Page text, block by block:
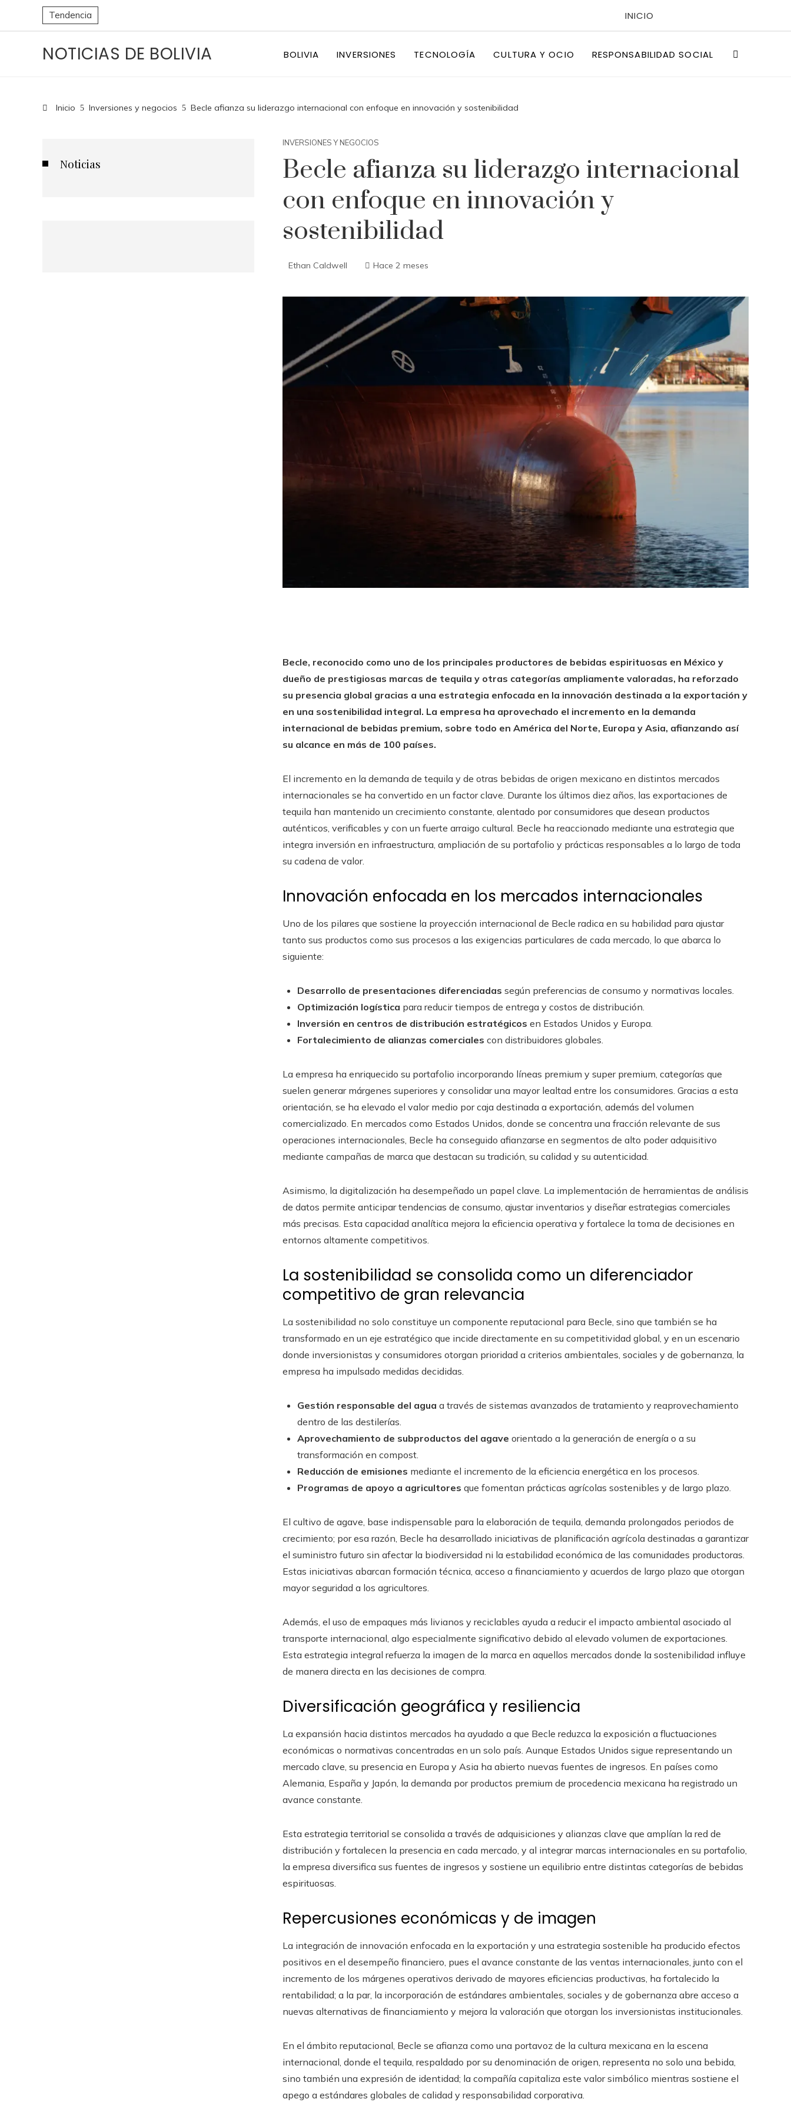
Tendencia INICIO
NOTICIAS DE BOLIVIA BOLIVIA INVERSIONES TECNOLOGÍA CULTURA Y OCIO RESPONSABILIDAD SOCIAL
Inicio Inversiones y negocios Becle afianza su liderazgo internacional con enfoque en innovación y sostenibilidad
INVERSIONES Y NEGOCIOS
Becle afianza su liderazgo internacional
con enfoque en innovación y
sostenibilidad
Ethan Caldwell Hace 2 meses
Becle, reconocido como uno de los principales productores de bebidas espirituosas en México y
dueño de prestigiosas marcas de tequila y otras categorías ampliamente valoradas, ha reforzado
su presencia global gracias a una estrategia enfocada en la innovación destinada a la exportación y
en una sostenibilidad integral. La empresa ha aprovechado el incremento en la demanda
internacional de bebidas premium, sobre todo en América del Norte, Europa y Asia, afianzando así
su alcance en más de 100 países.
El incremento en la demanda de tequila y de otras bebidas de origen mexicano en distintos mercados
internacionales se ha convertido en un factor clave. Durante los últimos diez años, las exportaciones de
tequila han mantenido un crecimiento constante, alentado por consumidores que desean productos
auténticos, verificables y con un fuerte arraigo cultural. Becle ha reaccionado mediante una estrategia que
integra inversión en infraestructura, ampliación de su portafolio y prácticas responsables a lo largo de toda
su cadena de valor.
Innovación enfocada en los mercados internacionales
Uno de los pilares que sostiene la proyección internacional de Becle radica en su habilidad para ajustar
tanto sus productos como sus procesos a las exigencias particulares de cada mercado, lo que abarca lo
siguiente:
Desarrollo de presentaciones diferenciadas según preferencias de consumo y normativas locales.
Optimización logística para reducir tiempos de entrega y costos de distribución.
Inversión en centros de distribución estratégicos en Estados Unidos y Europa.
Fortalecimiento de alianzas comerciales con distribuidores globales.
La empresa ha enriquecido su portafolio incorporando líneas premium y super premium, categorías que
suelen generar márgenes superiores y consolidar una mayor lealtad entre los consumidores. Gracias a esta
orientación, se ha elevado el valor medio por caja destinada a exportación, además del volumen
comercializado. En mercados como Estados Unidos, donde se concentra una fracción relevante de sus
operaciones internacionales, Becle ha conseguido afianzarse en segmentos de alto poder adquisitivo
mediante campañas de marca que destacan su tradición, su calidad y su autenticidad.
Asimismo, la digitalización ha desempeñado un papel clave. La implementación de herramientas de análisis
de datos permite anticipar tendencias de consumo, ajustar inventarios y diseñar estrategias comerciales
más precisas. Esta capacidad analítica mejora la eficiencia operativa y fortalece la toma de decisiones en
entornos altamente competitivos.
La sostenibilidad se consolida como un diferenciador
competitivo de gran relevancia
La sostenibilidad no solo constituye un componente reputacional para Becle, sino que también se ha
transformado en un eje estratégico que incide directamente en su competitividad global, y en un escenario
donde inversionistas y consumidores otorgan prioridad a criterios ambientales, sociales y de gobernanza, la
empresa ha impulsado medidas decididas.
Gestión responsable del agua a través de sistemas avanzados de tratamiento y reaprovechamiento
dentro de las destilerías.
Aprovechamiento de subproductos del agave orientado a la generación de energía o a su
transformación en compost.
Reducción de emisiones mediante el incremento de la eficiencia energética en los procesos.
Programas de apoyo a agricultores que fomentan prácticas agrícolas sostenibles y de largo plazo.
El cultivo de agave, base indispensable para la elaboración de tequila, demanda prolongados periodos de
crecimiento; por esa razón, Becle ha desarrollado iniciativas de planificación agrícola destinadas a garantizar
el suministro futuro sin afectar la biodiversidad ni la estabilidad económica de las comunidades productoras.
Estas iniciativas abarcan formación técnica, acceso a financiamiento y acuerdos de largo plazo que otorgan
mayor seguridad a los agricultores.
Además, el uso de empaques más livianos y reciclables ayuda a reducir el impacto ambiental asociado al
transporte internacional, algo especialmente significativo debido al elevado volumen de exportaciones.
Esta estrategia integral refuerza la imagen de la marca en aquellos mercados donde la sostenibilidad influye
de manera directa en las decisiones de compra.
Diversificación geográfica y resiliencia
La expansión hacia distintos mercados ha ayudado a que Becle reduzca la exposición a fluctuaciones
económicas o normativas concentradas en un solo país. Aunque Estados Unidos sigue representando un
mercado clave, su presencia en Europa y Asia ha abierto nuevas fuentes de ingresos. En países como
Alemania, España y Japón, la demanda por productos premium de procedencia mexicana ha registrado un
avance constante.
Esta estrategia territorial se consolida a través de adquisiciones y alianzas clave que amplían la red de
distribución y fortalecen la presencia en cada mercado, y al integrar marcas internacionales en su portafolio,
la empresa diversifica sus fuentes de ingresos y sostiene un equilibrio entre distintas categorías de bebidas
espirituosas.
Repercusiones económicas y de imagen
La integración de innovación enfocada en la exportación y una estrategia sostenible ha producido efectos
positivos en el desempeño financiero, pues el avance constante de las ventas internacionales, junto con el
incremento de los márgenes operativos derivado de mayores eficiencias productivas, ha fortalecido la
rentabilidad; a la par, la incorporación de estándares ambientales, sociales y de gobernanza abre acceso a
nuevas alternativas de financiamiento y mejora la valoración que otorgan los inversionistas institucionales.
En el ámbito reputacional, Becle se afianza como una portavoz de la cultura mexicana en la escena
internacional, donde el tequila, respaldado por su denominación de origen, representa no solo una bebida,
sino también una expresión de identidad; la compañía capitaliza este valor simbólico mientras sostiene el
apego a estándares globales de calidad y responsabilidad corporativa.
Noticias